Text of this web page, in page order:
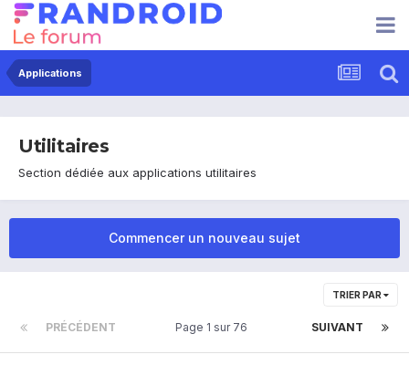
Applications
Utilitaires
Section dédiée aux applications utilitaires
Commencer un nouveau sujet
TRIER PAR
PRÉCÉDENT SUIVANT
Page 1 sur 76